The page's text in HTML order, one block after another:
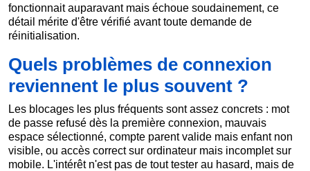
fonctionnait auparavant mais échoue soudainement, ce
détail mérite d'être vérifié avant toute demande de
réinitialisation.
Quels problèmes de connexion
reviennent le plus souvent ?
Les blocages les plus fréquents sont assez concrets : mot
de passe refusé dès la première connexion, mauvais
espace sélectionné, compte parent valide mais enfant non
visible, ou accès correct sur ordinateur mais incomplet sur
mobile. L'intérêt n'est pas de tout tester au hasard, mais de